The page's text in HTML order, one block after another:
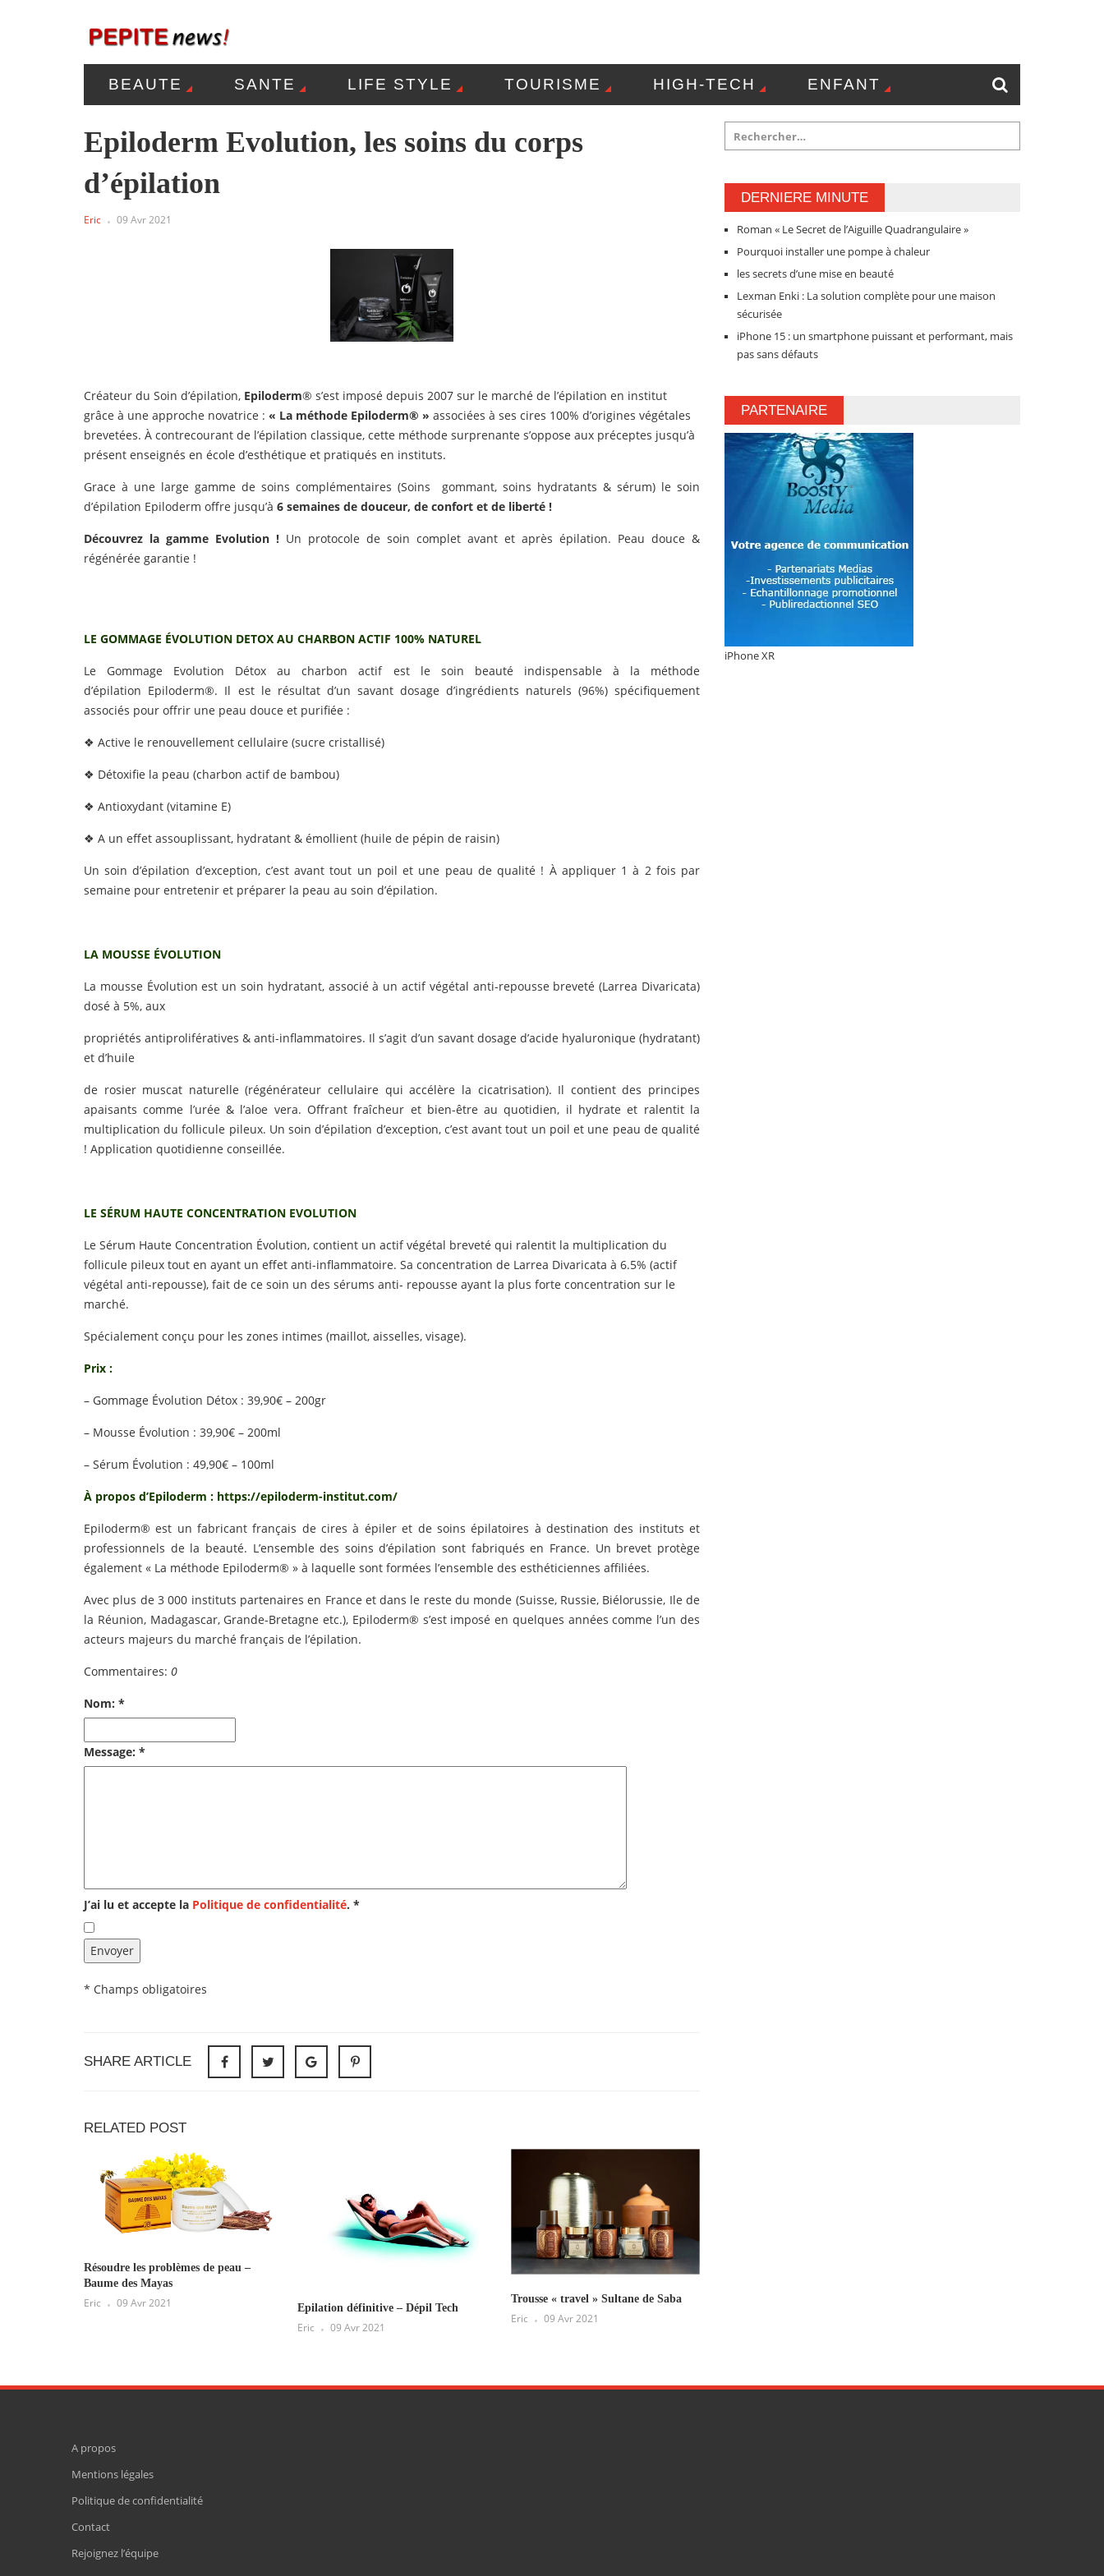
BEAUTE SANTE LIFE STYLE TOURISME HIGH-TECH ENFANT
MENTIONS LÉGALES POLITIQUE DE CONFIDENTIALITÉ CONTACT
Epiloderm Evolution, les soins du corps
d’épilation
Eric 09 Avr 2021
Créateur du Soin d’épilation, Epiloderm® s’est imposé depuis 2007 sur le marché de l’épilation en institut
grâce à une approche novatrice : « La méthode Epiloderm® » associées à ses cires 100% d’origines végétales
brevetées. À contrecourant de l’épilation classique, cette méthode surprenante s’oppose aux préceptes jusqu’à
présent enseignés en école d’esthétique et pratiqués en instituts.
Grace à une large gamme de soins complémentaires (Soins gommant, soins hydratants & sérum) le soin
d’épilation Epiloderm offre jusqu’à 6 semaines de douceur, de confort et de liberté !
Découvrez la gamme Evolution ! Un protocole de soin complet avant et après épilation. Peau douce &
régénérée garantie !
LE GOMMAGE ÉVOLUTION DETOX AU CHARBON ACTIF 100% NATUREL
Le Gommage Evolution Détox au charbon actif est le soin beauté indispensable à la méthode
d’épilation Epiloderm®. Il est le résultat d’un savant dosage d’ingrédients naturels (96%) spécifiquement
associés pour offrir une peau douce et purifiée :
❖ Active le renouvellement cellulaire (sucre cristallisé)
❖ Détoxifie la peau (charbon actif de bambou)
❖ Antioxydant (vitamine E)
❖ A un effet assouplissant, hydratant & émollient (huile de pépin de raisin)
Un soin d’épilation d’exception, c’est avant tout un poil et une peau de qualité ! À appliquer 1 à 2 fois par
semaine pour entretenir et préparer la peau au soin d’épilation.
LA MOUSSE ÉVOLUTION
La mousse Évolution est un soin hydratant, associé à un actif végétal anti-repousse breveté (Larrea Divaricata)
dosé à 5%, aux
propriétés antiprolifératives & anti-inflammatoires. Il s’agit d’un savant dosage d’acide hyaluronique (hydratant)
et d’huile
de rosier muscat naturelle (régénérateur cellulaire qui accélère la cicatrisation). Il contient des principes
apaisants comme l’urée & l’aloe vera. Offrant fraîcheur et bien-être au quotidien, il hydrate et ralentit la
multiplication du follicule pileux. Un soin d’épilation d’exception, c’est avant tout un poil et une peau de qualité
! Application quotidienne conseillée.
LE SÉRUM HAUTE CONCENTRATION EVOLUTION
Le Sérum Haute Concentration Évolution, contient un actif végétal breveté qui ralentit la multiplication du
follicule pileux tout en ayant un effet anti-inflammatoire. Sa concentration de Larrea Divaricata à 6.5% (actif
végétal anti-repousse), fait de ce soin un des sérums anti- repousse ayant la plus forte concentration sur le
marché.
Spécialement conçu pour les zones intimes (maillot, aisselles, visage).
Prix :
– Gommage Évolution Détox : 39,90€ – 200gr
– Mousse Évolution : 39,90€ – 200ml
– Sérum Évolution : 49,90€ – 100ml
À propos d’Epiloderm : https://epiloderm-institut.com/
Epiloderm® est un fabricant français de cires à épiler et de soins épilatoires à destination des instituts et
professionnels de la beauté. L’ensemble des soins d’épilation sont fabriqués en France. Un brevet protège
également « La méthode Epiloderm® » à laquelle sont formées l’ensemble des esthéticiennes affiliées.
Avec plus de 3 000 instituts partenaires en France et dans le reste du monde (Suisse, Russie, Biélorussie, Ile de
la Réunion, Madagascar, Grande-Bretagne etc.), Epiloderm® s’est imposé en quelques années comme l’un des
acteurs majeurs du marché français de l’épilation.
Commentaires: 0
Nom: *
Message: *
J’ai lu et accepte la Politique de confidentialité. *
* Champs obligatoires
SHARE ARTICLE
RELATED POST
Résoudre les problèmes de peau –
Baume des Mayas
Eric 09 Avr 2021 Epilation définitive – Dépil Tech
Eric 09 Avr 2021
Trousse « travel » Sultane de Saba
Eric 09 Avr 2021
DERNIERE MINUTE
Roman « Le Secret de l’Aiguille Quadrangulaire »
Pourquoi installer une pompe à chaleur
les secrets d’une mise en beauté
Lexman Enki : La solution complète pour une maison
sécurisée
iPhone 15 : un smartphone puissant et performant, mais
pas sans défauts
PARTENAIRE
iPhone XR
A propos
Mentions légales
Politique de confidentialité
Contact
Rejoignez l’équipe